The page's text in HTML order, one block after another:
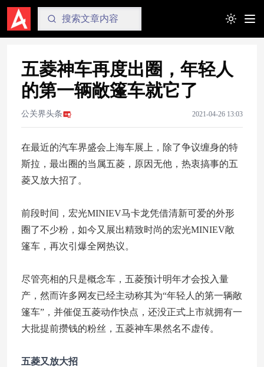
Toggle
五菱神车再度出圈，年轻人
的第一辆敞篷车就它了
公关界头条 2021-04-26 13:03
在最近的汽车界盛会上海车展上，除了争议缠身的特
斯拉，最出圈的当属五菱，原因无他，热衷搞事的五
菱又放大招了。
前段时间，宏光MINIEV马卡龙凭借清新可爱的外形
圈了不少粉，如今又展出精致时尚的宏光MINIEV敞
篷车，再次引爆全网热议。
尽管亮相的只是概念车，五菱预计明年才会投入量
产，然而许多网友已经主动称其为“年轻人的第一辆敞
篷车”，并催促五菱动作快点，还没正式上市就拥有一
大批提前攒钱的粉丝，五菱神车果然名不虚传。
五菱又放大招